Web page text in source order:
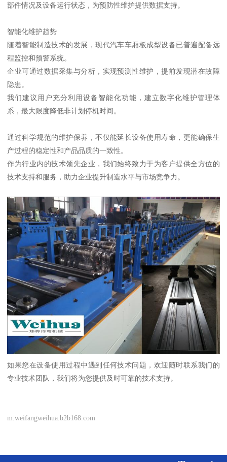
部件情况及设备运行状态，为预防性维护提供数据支持。
智能化维护趋势
随着智能制造技术的发展，现代汽车车厢板成型设备已普遍配备远
程监控和预警系统。
企业可通过数据采集与分析，实现预测性维护，提前发现潜在故障
隐患。
我们建议用户充分利用设备智能化功能，建立数字化维护管理体
系，最大限度降低非计划停机时间。
通过科学规范的维护保养，不仅能延长设备使用寿命，更能确保生
产过程的稳定性和产品品质的一致性。
作为行业内的技术领先企业，我们始终致力于为客户提供全方位的
技术支持和服务，助力企业提升制造水平与市场竞争力。
如果您在设备使用过程中遇到任何技术问题，欢迎随时联系我们的
专业技术团队，我们将为您提供及时可靠的技术支持。
m.weifangweihua.b2b168.com